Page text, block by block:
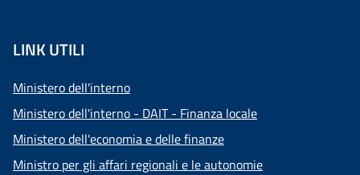
LINK UTILI
Ministero dell'interno
Ministero dell'interno - DAIT - Finanza locale
Ministero dell'economia e delle finanze
Ministro per gli affari regionali e le autonomie